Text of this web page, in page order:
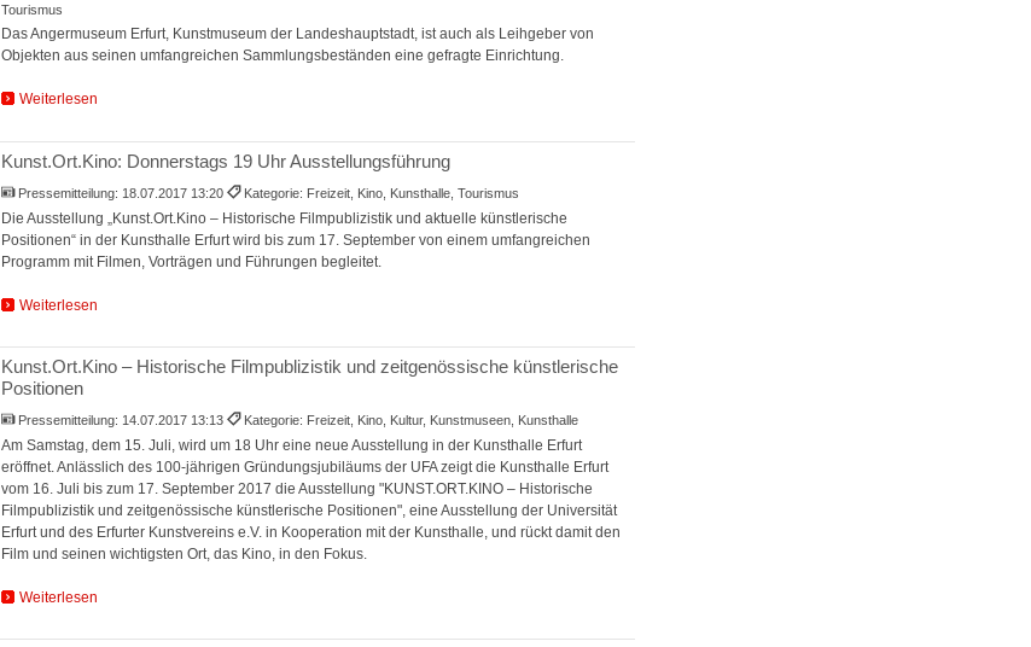
Tourismus
Das Angermuseum Erfurt, Kunstmuseum der Landeshauptstadt, ist auch als Leihgeber von
Objekten aus seinen umfangreichen Sammlungsbeständen eine gefragte Einrichtung.
Weiterlesen
Kunst.Ort.Kino: Donnerstags 19 Uhr Ausstellungsführung
Pressemitteilung: 18.07.2017 13:20 Kategorie: Freizeit, Kino, Kunsthalle, Tourismus
Die Ausstellung „Kunst.Ort.Kino – Historische Filmpublizistik und aktuelle künstlerische
Positionen“ in der Kunsthalle Erfurt wird bis zum 17. September von einem umfangreichen
Programm mit Filmen, Vorträgen und Führungen begleitet.
Weiterlesen
Kunst.Ort.Kino – Historische Filmpublizistik und zeitgenössische künstlerische
Positionen
Pressemitteilung: 14.07.2017 13:13 Kategorie: Freizeit, Kino, Kultur, Kunstmuseen, Kunsthalle
Am Samstag, dem 15. Juli, wird um 18 Uhr eine neue Ausstellung in der Kunsthalle Erfurt
eröffnet. Anlässlich des 100-jährigen Gründungsjubiläums der UFA zeigt die Kunsthalle Erfurt
vom 16. Juli bis zum 17. September 2017 die Ausstellung "KUNST.ORT.KINO – Historische
Filmpublizistik und zeitgenössische künstlerische Positionen", eine Ausstellung der Universität
Erfurt und des Erfurter Kunstvereins e.V. in Kooperation mit der Kunsthalle, und rückt damit den
Film und seinen wichtigsten Ort, das Kino, in den Fokus.
Weiterlesen